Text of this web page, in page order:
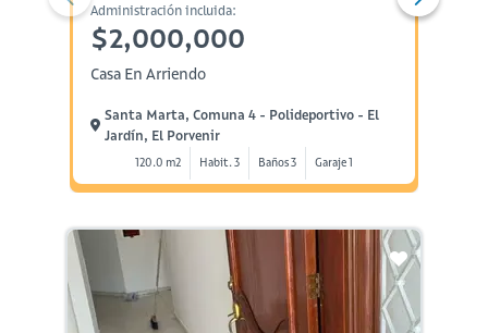
Administración incluida:
$2,000,000
Casa En Arriendo
Santa Marta, Comuna 4 - Polideportivo - El
Jardín, El Porvenir
120.0 m2 Habit. 3 Baños 3 Garaje 1